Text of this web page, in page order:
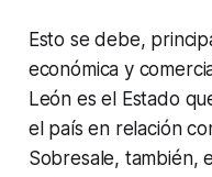
Esto se debe,
económica y
León es el Estado
el país en relación
Sobresale, también,